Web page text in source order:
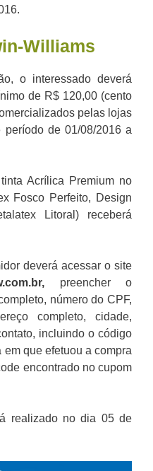
Williams
o interessado deverá
de R$ 120,00 (cento
pelas lojas
período de 01/08/2016 a
Acrílica Premium no
Fosco Perfeito, Design
Litoral) receberá
deverá acessar o site
, preencher o
número do CPF,
completo, cidade,
incluindo o código
que efetuou a compra
encontrado no cupom
realizado no dia 05 de